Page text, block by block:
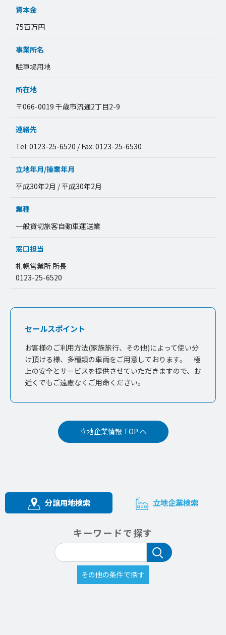
資本金
75百万円
事業所名
駐車場用地
所在地
〒066-0019 千歳市流通2丁目2-9
連絡先
Tel: 0123-25-6520 / Fax: 0123-25-6530
立地年月/操業年月
平成30年2月 / 平成30年2月
業種
一般貸切旅客自動車運送業
窓口担当
札幌営業所 所長
0123-25-6520
セールスポイント
お客様のご利用方法(家族旅行、その他)によって使い分
け頂ける様、多種類の車両をご用意しております。 極
上の安全とサービスを提供させていただきますので、お
近くでもご遠慮なくご用命ください。
立地企業情報 TOP へ
分譲用地検索 立地企業検索
キーワードで探す